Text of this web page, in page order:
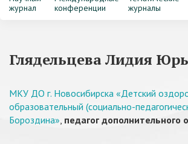
журнал
конференции
журналы
Глядельцева Лидия
МКУ ДО г. Новосибирска «Детский
образовательный (социально-
Бороздина», педагог дополнительного